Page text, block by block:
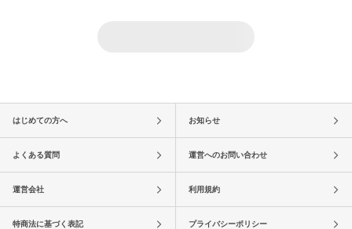
はじめての方へ お知らせ
よくある質問 運営へのお問い合わせ
運営会社 利用規約
特商法に基づく表記 プライバシーポリシー